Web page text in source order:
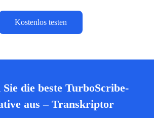
Kostenlos testen
die beste TurboScribe-
aus – Transkriptor